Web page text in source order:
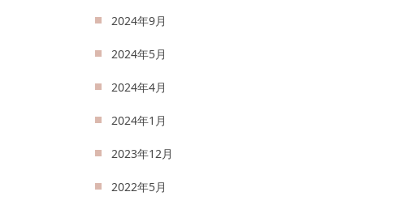
2024年9月
2024年5月
2024年4月
2024年1月
2023年12月
2022年5月